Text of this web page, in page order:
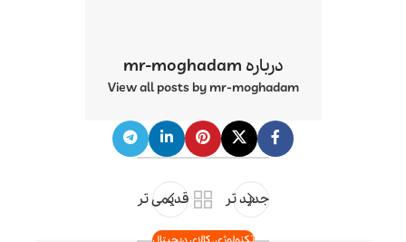
درباره mr-moghadam
View all posts by mr-moghadam
جدید تر قدیمی تر